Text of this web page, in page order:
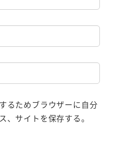
るためブラウザーに自分
、サイトを保存する。